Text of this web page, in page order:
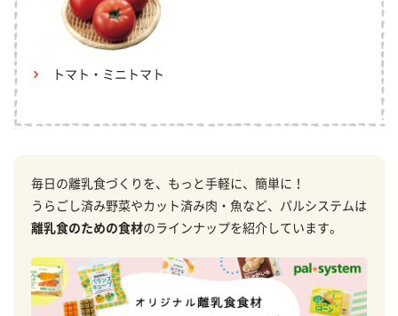
トマト・ミニトマト
毎日の離乳食づくりを、もっと手軽に、簡単に！
うらごし済み野菜やカット済み肉・魚など、パルシステムは
離乳食のための食材のラインナップを紹介しています。